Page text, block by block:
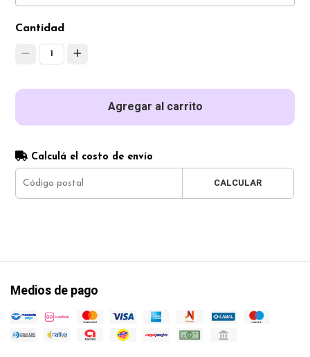
Cantidad
1
Agregar al carrito
Calculá el costo de envío
CALCULAR
Medios de pago